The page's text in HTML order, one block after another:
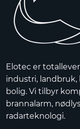
Elotec er
industri, landbruk,
bolig. Vi tilbyr
brannalarm,
radarteknologi.